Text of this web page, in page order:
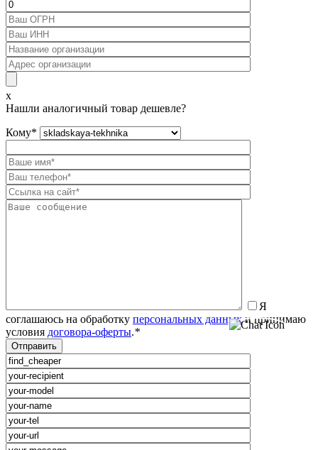
x
Нашли аналогичный товар дешевле?
Кому*
Я
соглашаюсь на обработку персональных данныхи принимаю
условия договора-оферты.*